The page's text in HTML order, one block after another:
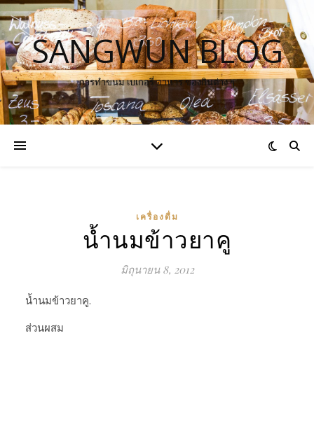
SANGWUN BLOG
การทำขนม เบเกอรี่ อาหาร ของกินต่าง ๆ
เครื่องดื่ม
น้ำนมข้าวยาคู
มิถุนายน 8, 2012
น้ำนมข้าวยาคู.
ส่วนผสม